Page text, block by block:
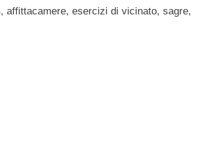
affittacamere, esercizi di vicinato, sagre,